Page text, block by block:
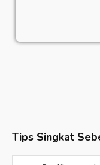
Tips Singkat